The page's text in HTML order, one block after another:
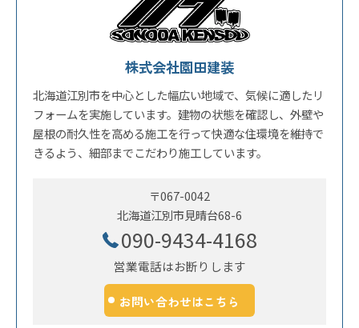
株式会社園田建装
北海道江別市を中心とした幅広い地域で、気候に適したリ
フォームを実施しています。建物の状態を確認し、外壁や
屋根の耐久性を高める施工を行って快適な住環境を維持で
きるよう、細部までこだわり施工しています。
〒067-0042
北海道江別市見晴台68-6
090-9434-4168
営業電話はお断りします
お問い合わせはこちら